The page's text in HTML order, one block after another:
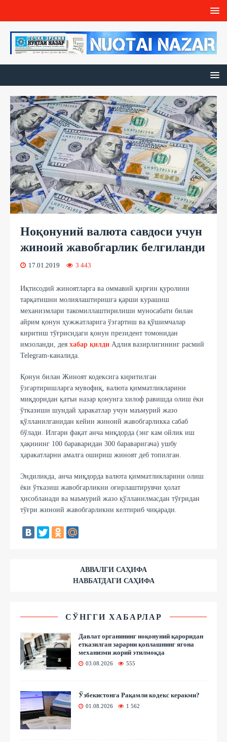
Ноқонуний валюта савдоси учун
жиноий жавобгарлик белгиланди
17.01.2019 3 443
Иқтисодий жиноятларга ва оммавий қирғин қуролини
тарқатишни молиялаштиришга қарши курашиш
механизмлари такомиллаштирилиши муносабати билан
айрим қонун ҳужжатларига ўзгартиш ва қўшимчалар
киритиш тўғрисидаги қонун президент томонидан
имзоланди, дея хабар қилди Адлия вазирлигининг расмий
Telegram-каналида.
Қонун билан Жиноят кодексига киритилган
ўзгартиришларга мувофиқ, валюта қимматликларини
миқдоридан қатъи назар қонунга хилоф равишда олиш ёки
ўтказиши шундай ҳаракатлар учун маъмурий жазо
қўлланилганидан кейин жиноий жавобгарликка сабаб
бўлади. Илгари фақат анча миқдорда (энг кам ойлик иш
ҳақининг 100 бараваридан 300 бараваригача) ушбу
ҳаракатларни амалга ошириш жиноят деб топилган.
Эндиликда, анча миқдорда валюта қимматликларини олиш
ёки ўтказиш жавобгарликни оғирлаштирувчи ҳолат
ҳисобланади ва маъмурий жазо қўлланилмасдан тўғридан
тўғри жиноий жавобгарликни келтириб чиқаради.
АВВАЛГИ САҲИФА
НАВБАТДАГИ САҲИФА
СЎНГГИ ХАБАРЛАР
Давлат органининг ноқонуний қароридан
етказилган зарарни қоплашнинг ягона
механизми жорий этилмоқда
03.08.2026 555
Ўзбекистонга Рақамли кодекс керакми?
01.08.2026 1 562